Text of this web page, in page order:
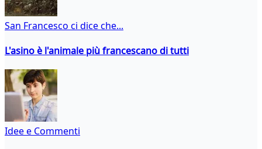
San Francesco ci dice che...
L'asino è l'animale più francescano di tutti
Idee e Commenti